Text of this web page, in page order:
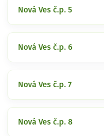
Nová Ves č.p. 5
Nová Ves č.p. 6
Nová Ves č.p. 7
Nová Ves č.p. 8